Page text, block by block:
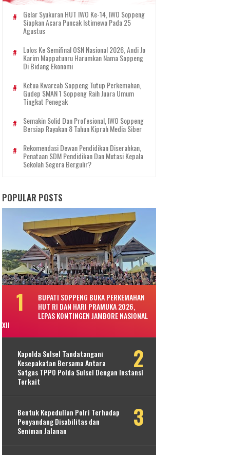
Gelar Syukuran HUT IWO Ke-14, IWO Soppeng
Siapkan Acara Puncak Istimewa Pada 25
Agustus
Lolos Ke Semifinal OSN Nasional 2026, Andi Jo
Karim Mappatunru Harumkan Nama Soppeng
Di Bidang Ekonomi
Ketua Kwarcab Soppeng Tutup Perkemahan,
Gudep SMAN 1 Soppeng Raih Juara Umum
Tingkat Penegak
Semakin Solid Dan Profesional, IWO Soppeng
Bersiap Rayakan 8 Tahun Kiprah Media Siber
Rekomendasi Dewan Pendidikan Diserahkan,
Penataan SDM Pendidikan Dan Mutasi Kepala
Sekolah Segera Bergulir?
POPULAR POSTS
BUPATI SOPPENG BUKA PERKEMAHAN
HUT RI DAN HARI PRAMUKA 2026,
LEPAS KONTINGEN JAMBORE NASIONAL
XII
Kapolda Sulsel Tandatangani
Kesepakatan Bersama Antara
Satgas TPPO Polda Sulsel Dengan Instansi
Terkait
Bentuk Kepedulian Polri Terhadap
Penyandang Disabilitas dan
Seniman Jalanan